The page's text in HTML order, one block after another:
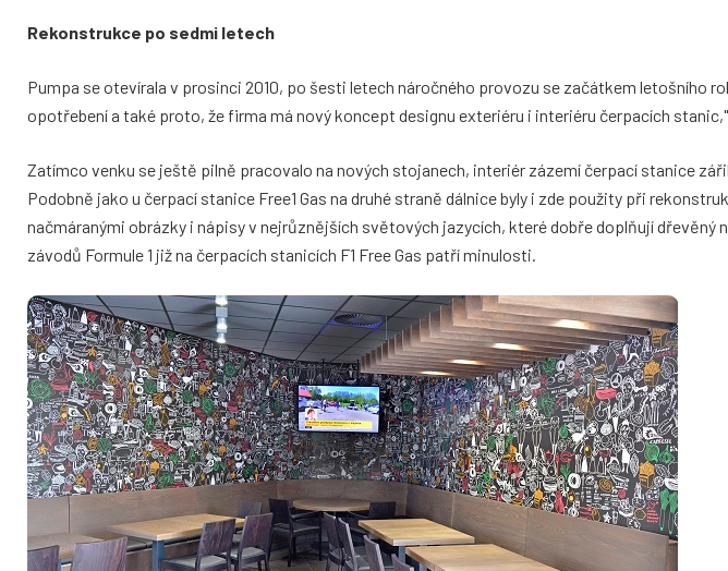
Rekonstrukce po sedmi letech
Pumpa se otevírala v prosinci 2010, po šesti letech náročného provozu se začátkem letošního
opotřebení a také proto, že firma má nový koncept designu exteriéru i interiéru čerpacích
Zatímco venku se ještě pilně pracovalo na nových stojanech, interiér zázemí čerpací stanice
Podobně jako u čerpací stanice Free1 Gas na druhé straně dálnice byly i zde použity při
načmáranými obrázky i nápisy v nejrůznějších světových jazycích, které dobře doplňují dřevěný
závodů Formule 1 již na čerpacích stanicích F1 Free Gas patří minulosti.